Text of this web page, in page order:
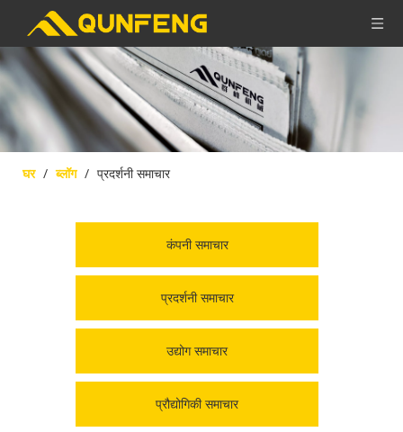
घर / ब्लॉग / प्रदर्शनी समाचार
कंपनी समाचार
प्रदर्शनी समाचार
उद्योग समाचार
प्रौद्योगिकी समाचार